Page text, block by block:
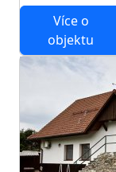
Více o
objektu